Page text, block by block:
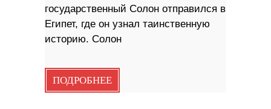
государственный Солон отправился в
Египет, где он узнал таинственную
историю. Солон
ПОДРОБНЕЕ